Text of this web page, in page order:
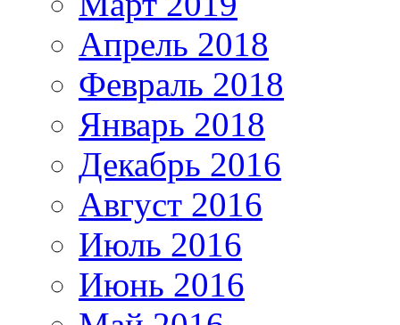
Апрель 2018
Февраль 2018
Январь 2018
Декабрь 2016
Август 2016
Июль 2016
Июнь 2016